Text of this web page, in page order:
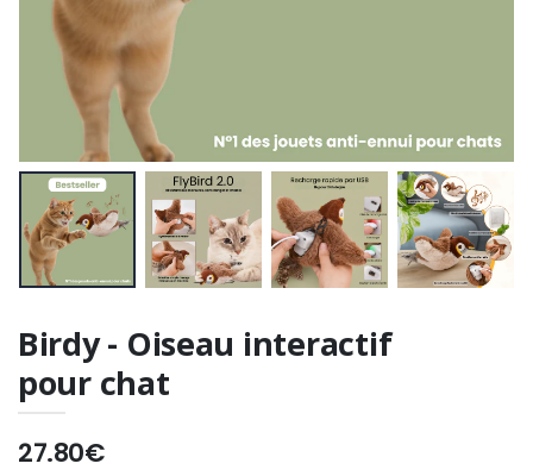
Birdy - Oiseau interactif
pour chat
27.80€